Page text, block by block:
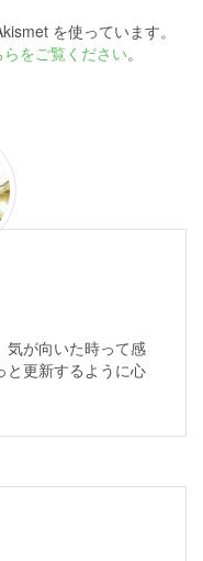
を使っています。
をご覧ください。
気が向いた時って感
と更新するように心